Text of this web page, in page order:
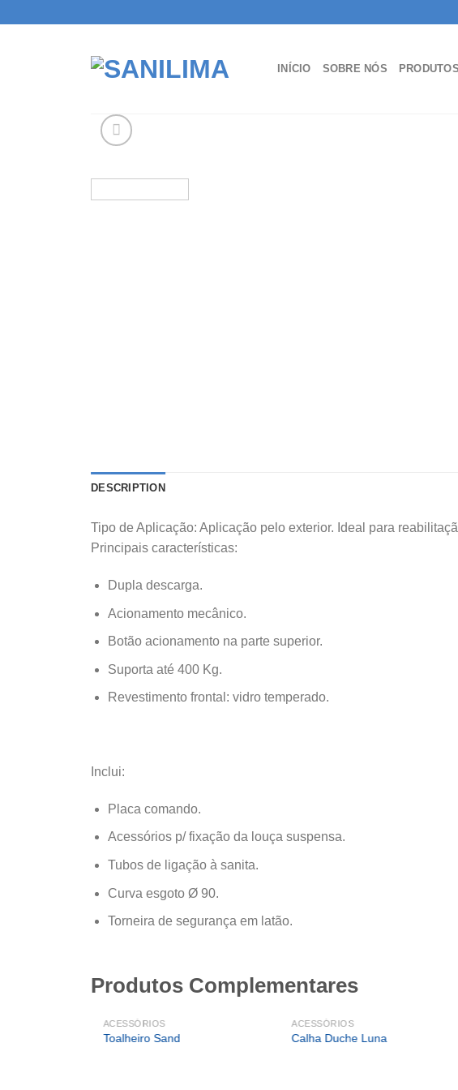
INÍCIO SOBRE NÓS PRODUTOS
DESCRIPTION
Tipo de Aplicação: Aplicação pelo exterior. Ideal para
Principais características:
Dupla descarga.
Acionamento mecânico.
Botão acionamento na parte superior.
Suporta até 400 Kg.
Revestimento frontal: vidro temperado.
Inclui:
Placa comando.
Acessórios p/ fixação da louça suspensa.
Tubos de ligação à sanita.
Curva esgoto Ø 90.
Torneira de segurança em latão.
Produtos Complementares
ACESSÓRIOS
Toalheiro Sand
ACESSÓRIOS
Calha Duche Luna